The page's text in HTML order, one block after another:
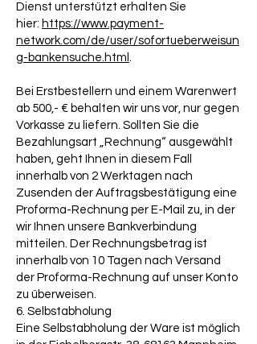
Dienst unterstützt erhalten Sie
hier: https://www.payment-
network.com/de/user/sofortueberweisun
g-bankensuche.html .
Bei Erstbestellern und einem Warenwert
ab 500,- € behalten wir uns vor, nur gegen
Vorkasse zu liefern. Sollten Sie die
Bezahlungsart „Rechnung“ ausgewählt
haben, geht Ihnen in diesem Fall
innerhalb von 2 Werktagen nach
Zusenden der Auftragsbestätigung eine
Proforma-Rechnung per E-Mail zu, in der
wir Ihnen unsere Bankverbindung
mitteilen. Der Rechnungsbetrag ist
innerhalb von 10 Tagen nach Versand
der Proforma-Rechnung auf unser Konto
zu überweisen.
6. Selbstabholung
Eine Selbstabholung der Ware ist möglich